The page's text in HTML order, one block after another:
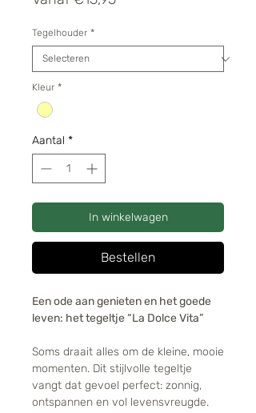
Tegelhouder *
Kleur *
Aantal *
In winkelwagen
Bestellen
Een ode aan genieten en het goede
leven: het tegeltje “La Dolce Vita”
Soms draait alles om de kleine, mooie
momenten. Dit stijlvolle tegeltje
vangt dat gevoel perfect: zonnig,
ontspannen en vol levensvreugde.